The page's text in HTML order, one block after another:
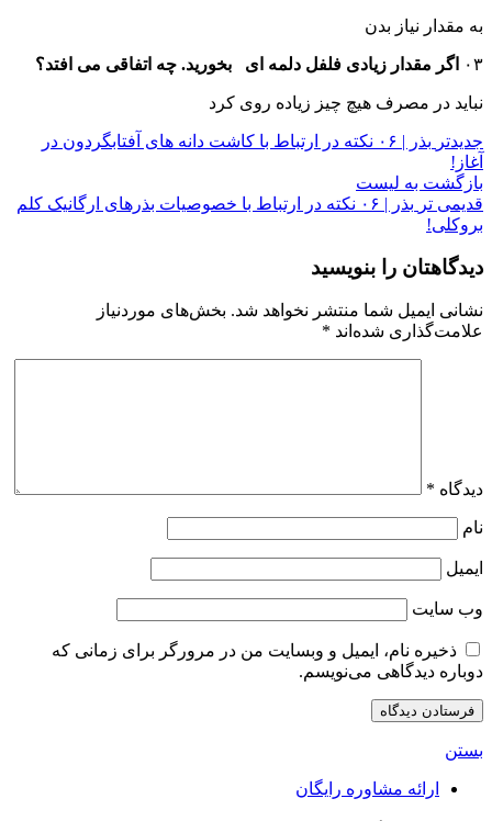
به مقدار نیاز بدن
۰۳ اگر مقدار زیادی فلفل دلمه ای بخورید. چه اتفاقی می افتد؟
نباید در مصرف هیچ چیز زیاده روی کرد
جدیدتر
بذر | ۰۶ نکته در ارتباط با کاشت دانه های آفتابگردون در
آغاز!
بازگشت به لیست
قدیمی تر
بذر | ۰۶ نکته در ارتباط با خصوصیات بذرهای ارگانیک کلم
بروکلی!
دیدگاهتان را بنویسید
نشانی ایمیل شما منتشر نخواهد شد. بخش‌های موردنیاز
علامت‌گذاری شده‌اند *
دیدگاه *
نام
ایمیل
وب‌ سایت
ذخیره نام، ایمیل و وبسایت من در مرورگر برای زمانی که
دوباره دیدگاهی می‌نویسم.
بستن
ارائه مشاوره رایگان